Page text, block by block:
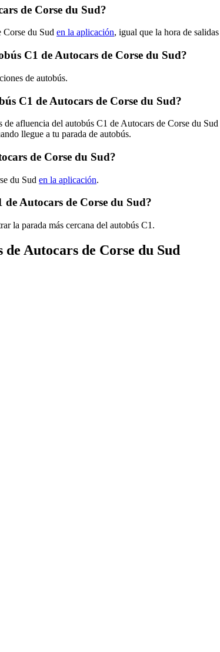
de Corse du Sud?
Corse du Sud en la aplicación, igual que la hora de
C1 de Autocars de Corse du Sud?
de autobús.
C1 de Autocars de Corse du Sud?
afluencia del autobús C1 de Autocars de Corse du Sud
llegue a tu parada de autobús.
de Corse du Sud?
du Sud en la aplicación.
Autocars de Corse du Sud?
la parada más cercana del autobús C1.
Autocars de Corse du Sud